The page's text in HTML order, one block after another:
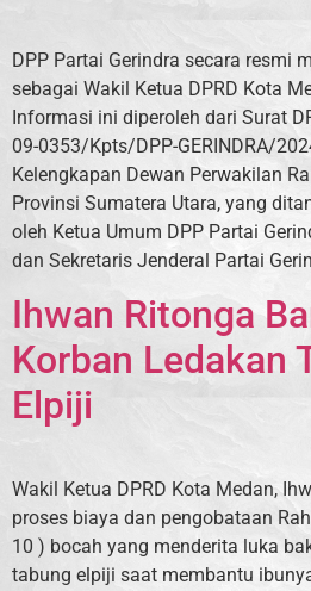
DPP Partai Gerindra secara resmi
sebagai Wakil Ketua DPRD Kota
Informasi ini diperoleh dari Surat
09-0353/Kpts/DPP-GERINDRA/
Kelengkapan Dewan Perwakilan
Provinsi Sumatera Utara, yang
oleh Ketua Umum DPP Partai
dan Sekretaris Jenderal Partai
Ihwan Ritonga
Korban Ledakan
Elpiji
Wakil Ketua DPRD Kota Medan,
proses biaya dan pengobataan
10 ) bocah yang menderita luka
tabung elpiji saat membantu